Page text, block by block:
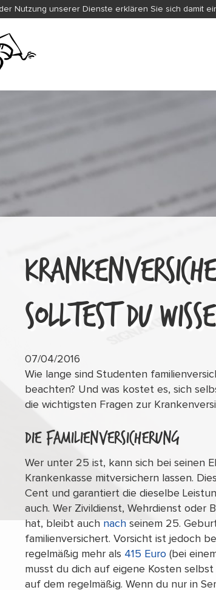
Nutzung unserer Dienste erklären Sie sich damit
SOLLTEST DU
07/04/2016
Wie lange sind Studenten
beachten? Und was kostet es, sich
die wichtigsten Fragen zur
Die Familienversicherung
Wer unter 25 ist, kann sich bei seinen
Krankenkasse mitversichern lassen.
Cent und garantiert die dieselbe
auch. Wer Zivildienst, Wehrdienst oder
hat, bleibt auch nachseinem 25.
familienversichert. Vorsicht ist jedoch
regelmäßig mehr als 415 Euro (bei
musst du dich auf eigene Kosten
auf dem regelmäßig. Wenn du nur in